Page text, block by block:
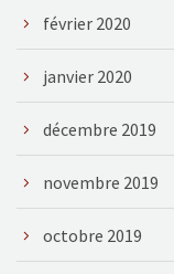
février 2020
janvier 2020
décembre 2019
novembre 2019
octobre 2019